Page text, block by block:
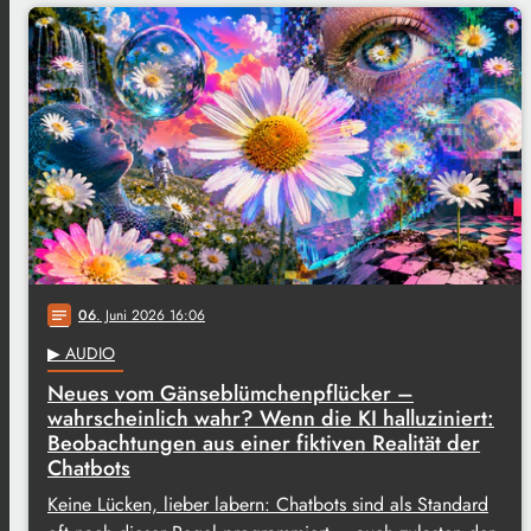
notes 06. Juni 2026 16:06
▶ AUDIO
Neues vom Gänseblümchenpflücker –
wahrscheinlich wahr? Wenn die KI halluziniert:
Beobachtungen aus einer fiktiven Realität der
Chatbots
Keine Lücken, lieber labern: Chatbots sind als Standard